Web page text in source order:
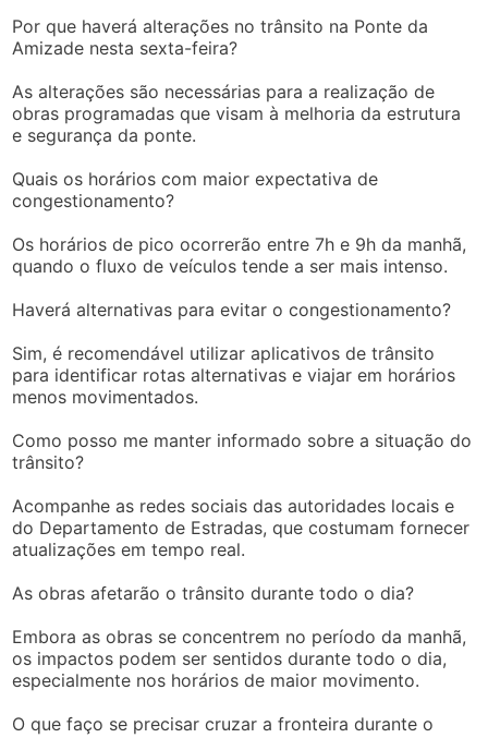
Por que haverá alterações no trânsito na Ponte da
Amizade nesta sexta-feira?
As alterações são necessárias para a realização de
obras programadas que visam à melhoria da estrutura
e segurança da ponte.
Quais os horários com maior expectativa de
congestionamento?
Os horários de pico ocorrerão entre 7h e 9h da manhã,
quando o fluxo de veículos tende a ser mais intenso.
Haverá alternativas para evitar o congestionamento?
Sim, é recomendável utilizar aplicativos de trânsito
para identificar rotas alternativas e viajar em horários
menos movimentados.
Como posso me manter informado sobre a situação do
trânsito?
Acompanhe as redes sociais das autoridades locais e
do Departamento de Estradas, que costumam fornecer
atualizações em tempo real.
As obras afetarão o trânsito durante todo o dia?
Embora as obras se concentrem no período da manhã,
os impactos podem ser sentidos durante todo o dia,
especialmente nos horários de maior movimento.
O que faço se precisar cruzar a fronteira durante o